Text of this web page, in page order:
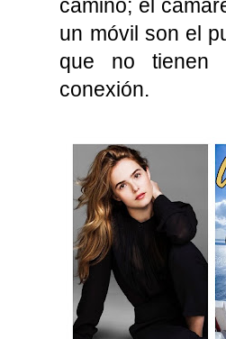
camino; el
un móvil son el
que no tienen
conexión.